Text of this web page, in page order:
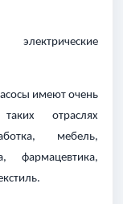
электрические
имеют очень
отраслях
мебель,
фармацевтика,